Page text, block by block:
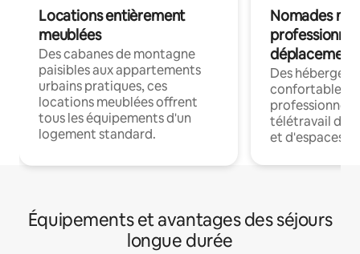
Locations entièrement
meublées
Des cabanes de montagne
paisibles aux appartements
urbains pratiques, ces
locations meublées offrent
tous les équipements d'un
logement standard.
Nomades
déplacement
Des
confortables
professionnels
télétravail
et d'espaces
Équipements et avantages des séjours
longue durée